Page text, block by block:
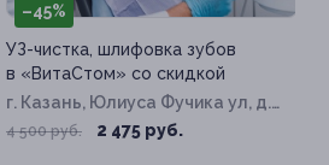
–45%
УЗ-чистка, шлифовка зубов
в «ВитаСтом» со скидкой
г. Казань, Юлиуса Фучика ул, д.
34
4 500 руб. 2 475 руб.